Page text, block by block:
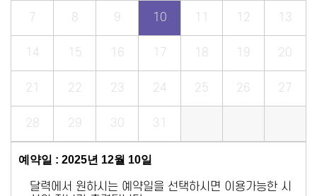
7 8 9 10 11 12 13
14 15 16 17 18 19 20
21 22 23 24 25 26 27
28 29 30 31
예약일 : 2025년 12월 10일
달력에서 원하시는 예약일을 선택하시면 이용가능한 시